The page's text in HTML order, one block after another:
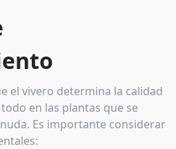
el vivero determina la calidad
en las plantas que se
Es importante considerar